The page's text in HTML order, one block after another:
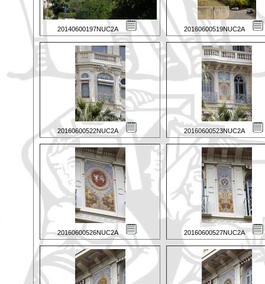
20140600197NUC2A 20160600519NUC2A
20160600522NUC2A 20160600523NUC2A
20160600526NUC2A 20160600527NUC2A